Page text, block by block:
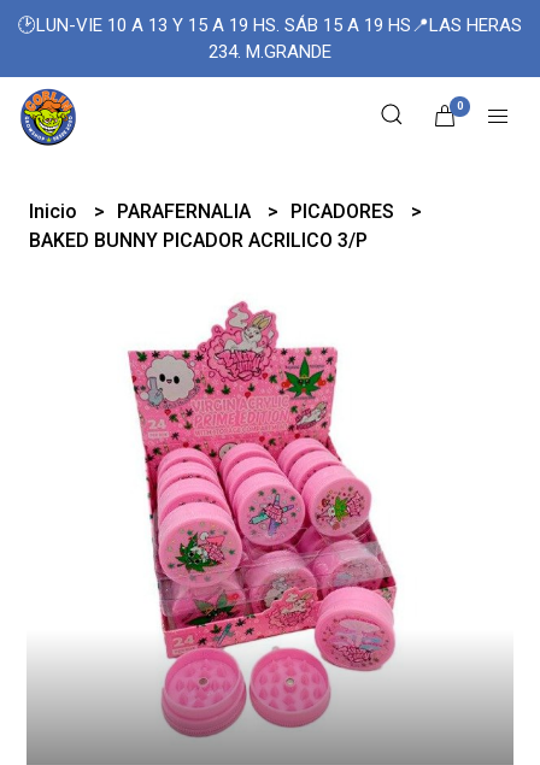
🕑LUN-VIE 10 A 13 Y 15 A 19 HS. SÁB 15 A 19 HS📍LAS HERAS
234. M.GRANDE
0
Inicio PARAFERNALIA
PICADORES
BAKED BUNNY PICADOR ACRILICO 3/P